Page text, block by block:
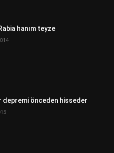
hanım teyze
depremi önceden hisseder